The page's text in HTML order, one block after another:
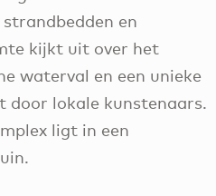
en
kijkt uit over het
waterval en een unieke
door lokale kunstenaars.
ligt in een